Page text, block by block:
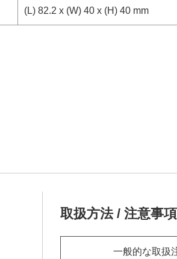
(L) 82.2 x (W) 40 x (H) 40 mm
取扱方法 / 注意事項
一般的な取扱